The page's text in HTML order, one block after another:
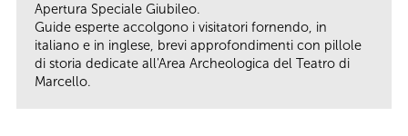
Apertura Speciale Giubileo.
Guide esperte accolgono i visitatori fornendo, in
italiano e in inglese, brevi approfondimenti con pillole
di storia dedicate all'Area Archeologica del Teatro di
Marcello.